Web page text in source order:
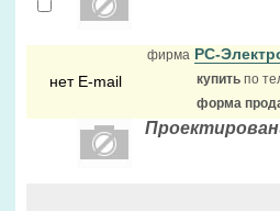
нет E-mail
фирма РС-
купить по
форма